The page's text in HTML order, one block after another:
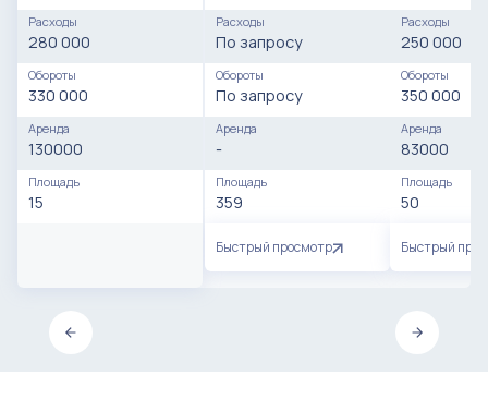
Расходы
280 000
Обороты
330 000
Аренда
130000
Площадь
15
Расходы
По запросу
Обороты
По запросу
Аренда
-
Площадь
359
Быстрый просмотр
Расходы
250 000
Обороты
350 000
Аренда
83000
Площадь
50
Быстрый